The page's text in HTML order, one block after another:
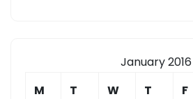
January 2016
M
T W T F